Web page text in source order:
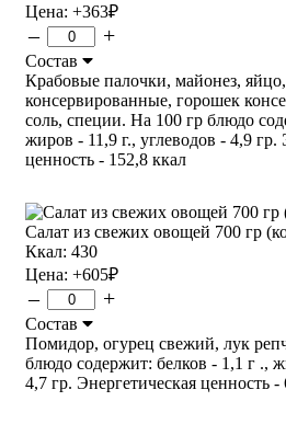
Цена: +363₽
– +
Состав
Крабовые палочки, майонез,
консервированные, горошек
соль, специи. На 100 гр блюдо
жиров - 11,9 г., углеводов - 4,9 гр.
ценность - 152,8 ккал
Салат из свежих овощей 700 гр
Ккал: 430
Цена: +605₽
– +
Состав
Помидор, огурец свежий, лук
блюдо содержит: белков - 1,1 г .,
4,7 гр. Энергетическая ценность -